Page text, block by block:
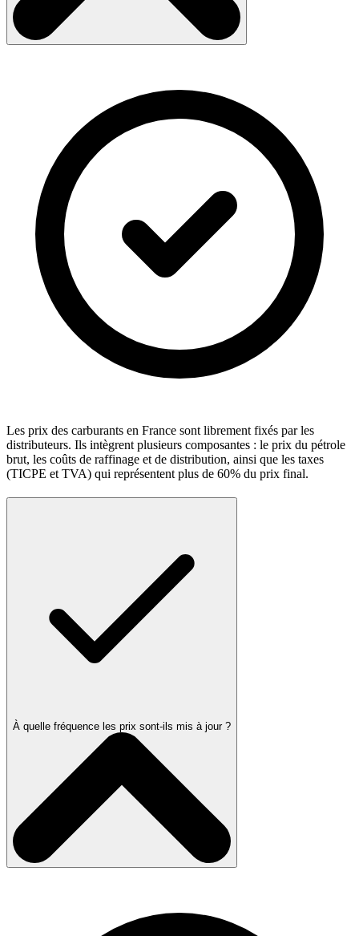
Les prix des carburants en France sont librement fixés par les
distributeurs. Ils intègrent plusieurs composantes : le prix du pétrole
brut, les coûts de raffinage et de distribution, ainsi que les taxes
(TICPE et TVA) qui représentent plus de 60% du prix final.
À quelle fréquence les prix sont-ils mis à jour ?